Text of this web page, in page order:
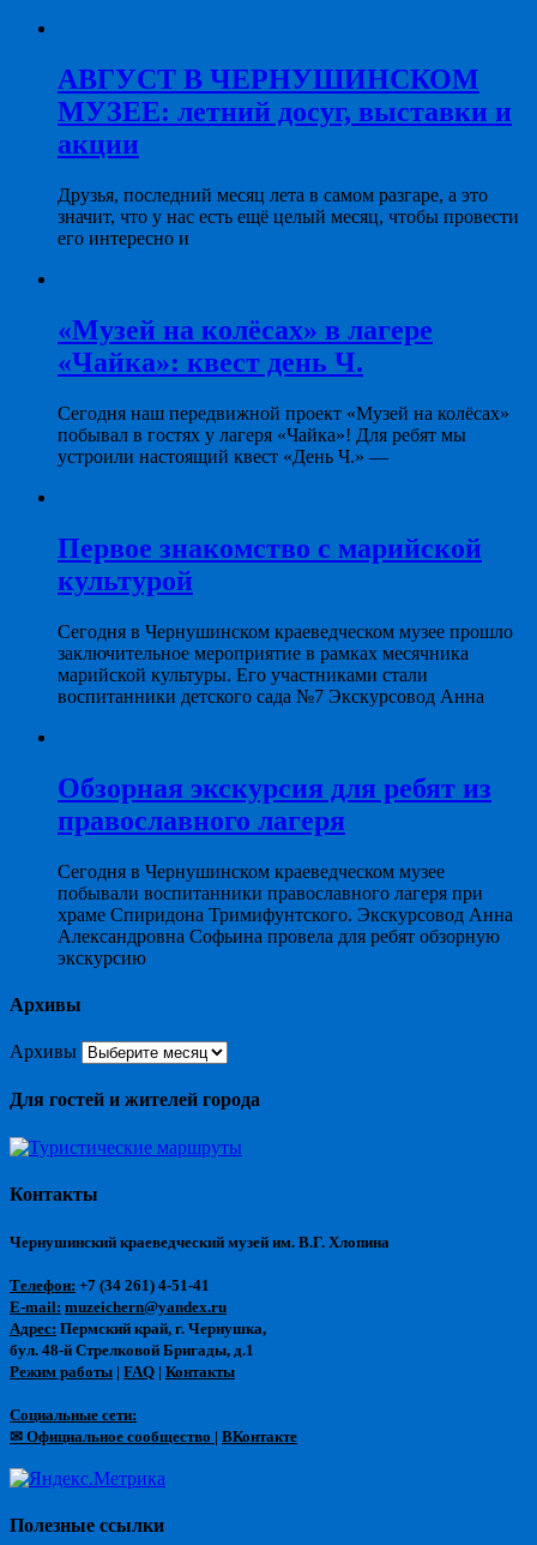
АВГУСТ В ЧЕРНУШИНСКОМ
МУЗЕЕ: летний досуг, выставки и
акции
Друзья, последний месяц лета в самом разгаре, а это
значит, что у нас есть ещё целый месяц, чтобы провести
его интересно и
«Музей на колёсах» в лагере
«Чайка»: квест день Ч.
Сегодня наш передвижной проект «Музей на колёсах»
побывал в гостях у лагеря «Чайка»! Для ребят мы
устроили настоящий квест «День Ч.» —
Первое знакомство с марийской
культурой
Сегодня в Чернушинском краеведческом музее прошло
заключительное мероприятие в рамках месячника
марийской культуры. Его участниками стали
воспитанники детского сада №7 Экскурсовод Анна
Обзорная экскурсия для ребят из
православного лагеря
Сегодня в Чернушинском краеведческом музее
побывали воспитанники православного лагеря при
храме Спиридона Тримифунтского. Экскурсовод Анна
Александровна Софьина провела для ребят обзорную
экскурсию
Архивы
Архивы
Для гостей и жителей города
Контакты
Чернушинский краеведческий музей им. В.Г. Хлопина
Телефон: +7 (34 261) 4-51-41
E-mail: muzeichern@yandex.ru
Адрес: Пермский край, г. Чернушка,
бул. 48-й Стрелковой Бригады, д.1
Режим работы | FAQ | Контакты
Социальные сети:
✉ Официальное сообщество | ВКонтакте
Полезные ссылки